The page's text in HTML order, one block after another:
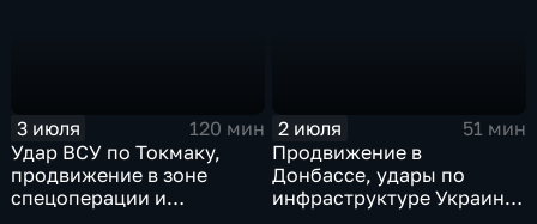
3 июля
120 мин
Удар ВСУ по Токмаку,
продвижение в зоне
спецоперации и
2 июля
51 мин
Продвижение в
Донбассе, удары по
инфраструктуре Украины,